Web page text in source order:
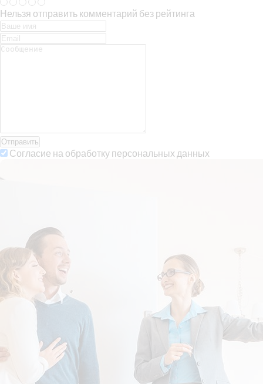
Нельзя отправить комментарий без рейтинга
Отправить
Согласие на обработку персональных данных